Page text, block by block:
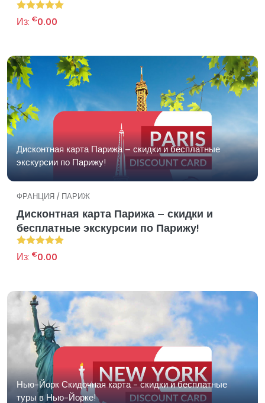
Из: €0.00
Дисконтная карта Парижа – скидки и бесплатные
экскурсии по Парижу!
ФРАНЦИЯ / ПАРИЖ
Дисконтная карта Парижа – скидки и
бесплатные экскурсии по Парижу!
Из: €0.00
Нью-Йорк Скидочная карта - скидки и бесплатные
туры в Нью-Йорке!